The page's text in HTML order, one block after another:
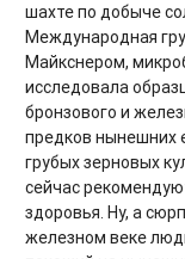
шахте по добыче
Международная
Майкснером,
исследовала
бронзового и
предков нынешних
грубых зерновых
сейчас
здоровья. Ну, а
железном веке